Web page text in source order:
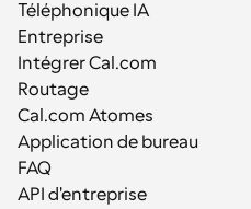
Téléphonique IA
Entreprise
Intégrer Cal.com
Routage
Cal.com Atomes
Application de bureau
FAQ
API d'entreprise